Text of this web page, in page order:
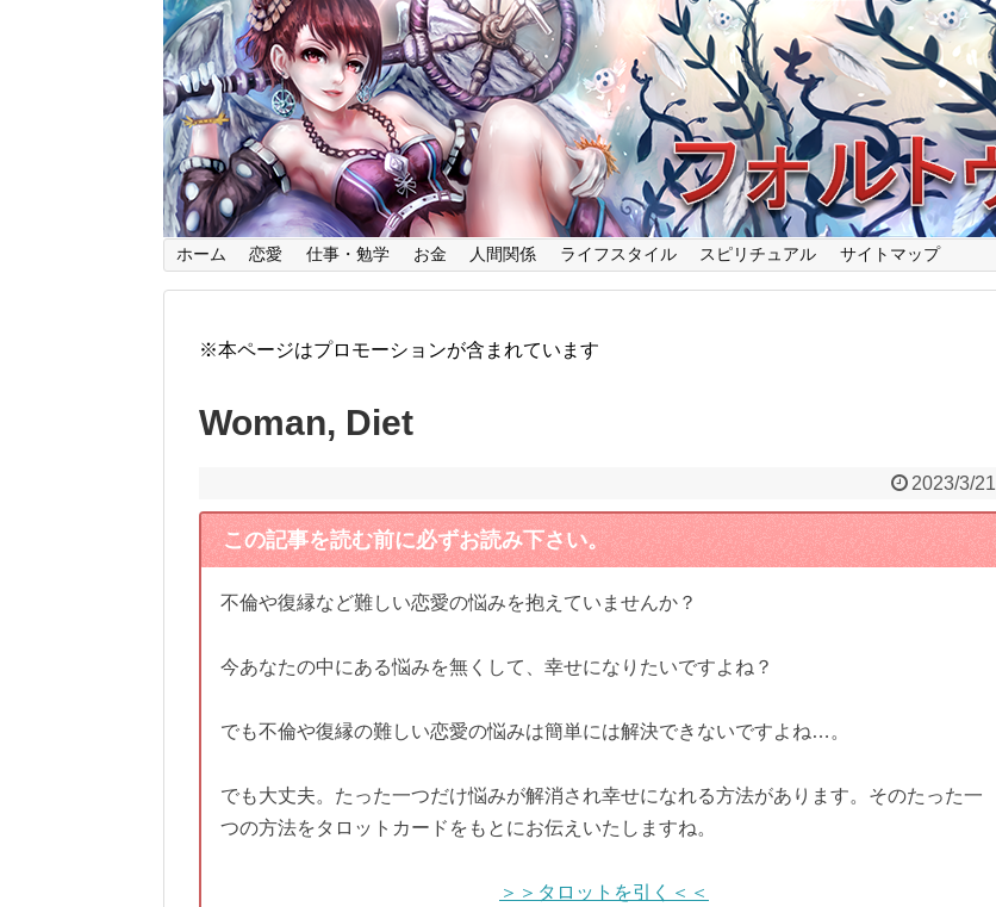
ホーム 恋愛 仕事・勉学 お金 人間関係 ライフスタイル スピリチュアル サイトマップ
※本ページはプロモーションが含まれています
Woman, Diet
2023/3/21
この記事を読む前に必ずお読み下さい。
不倫や復縁など難しい恋愛の悩みを抱えていませんか？
今あなたの中にある悩みを無くして、幸せになりたいですよね？
でも不倫や復縁の難しい恋愛の悩みは簡単には解決できないですよね…。
でも大丈夫。たった一つだけ悩みが解消され幸せになれる方法があります。そのたった一
つの方法をタロットカードをもとにお伝えいたしますね。
＞＞タロットを引く＜＜